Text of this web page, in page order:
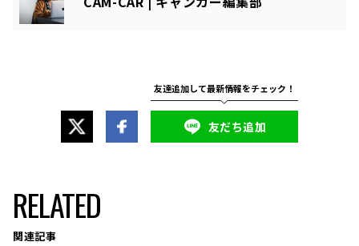
友だち追加
RELATED
関連記事